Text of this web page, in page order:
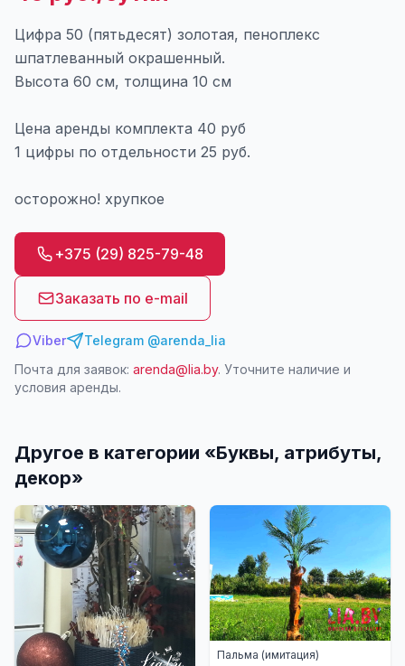
Цифра 50 (пятьдесят) золотая, пеноплекс
шпатлеванный окрашенный.
Высота 60 см, толщина 10 см
Цена аренды комплекта 40 руб
1 цифры по отдельности 25 руб.
осторожно! хрупкое
+375 (29) 825-79-48
Заказать по e-mail
Viber
Telegram @arenda_lia
Почта для заявок: arenda@lia.by. Уточните наличие и
условия аренды.
Другое в категории «Буквы, атрибуты,
декор»
Пальма (имитация)